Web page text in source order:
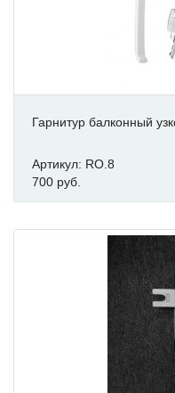
Гарнитур балконный
Артикул: RO.8
700 руб.